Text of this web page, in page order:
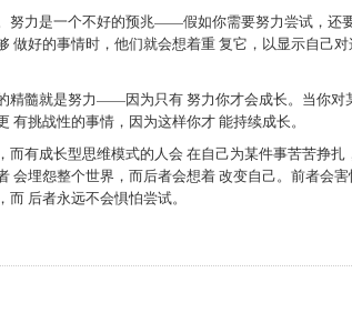
努力是一个不好的预兆——假如你需要努力尝试，还
做好的事情时，他们就会想着重 复它，以显示自己对
精髓就是努力——因为只有 努力你才会成长。当你对
挑战性的事情，因为这样你才 能持续成长。
有成长型思维模式的人会 在自己为某件事苦苦挣扎
会埋怨整个世界，而后者会想着 改变自己。前者会害
后者永远不会惧怕尝试。